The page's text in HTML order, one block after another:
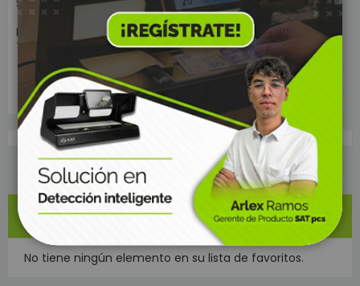
SKU: 13624
KIOSCO PUBLICITARIO SAT
TK555V C5 12TH
Sin Stock
MI LISTA DE ARTÍCULOS
No tiene ningún elemento en su lista de favoritos.